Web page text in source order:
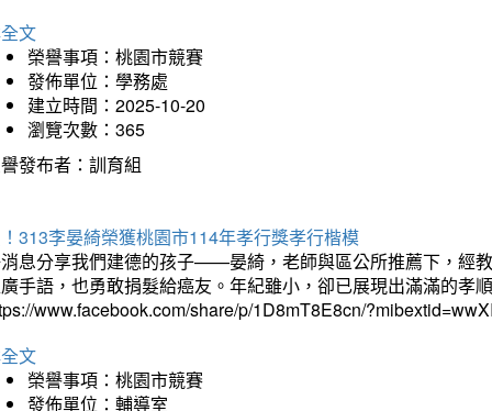
文
榮譽事項：桃園市競賽
發佈單位：學務處
建立時間：2025-10-20
瀏覽次數：365
發布者：訓育組
313李晏綺榮獲桃園市114年孝行獎孝行楷模
息分享我們建德的孩子——晏綺，老師與區公所推薦下，經
手語，也勇敢捐髮給癌友。年紀雖小，卻已展現出滿滿的孝
www.facebook.com/share/p/1D8mT8E8cn/
文
榮譽事項：桃園市競賽
發佈單位：輔導室